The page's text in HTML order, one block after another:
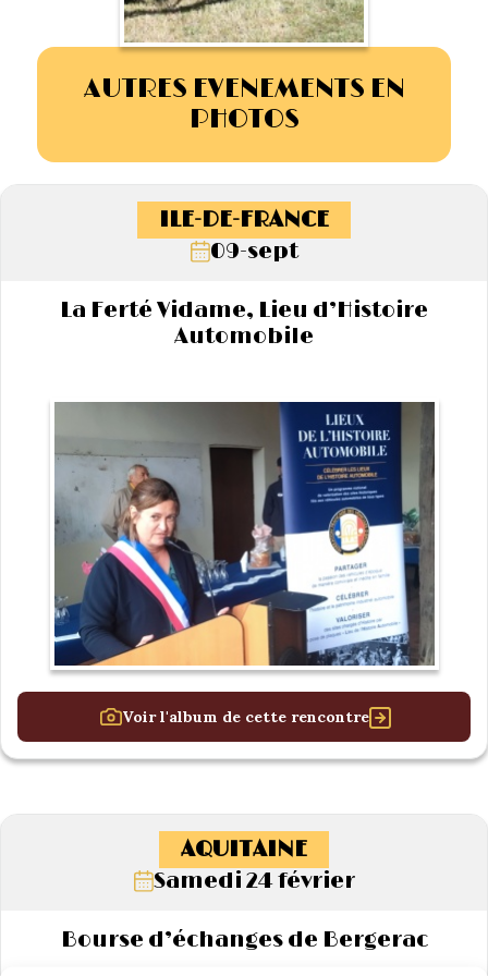
AUTRES EVENEMENTS EN
PHOTOS
ILE-DE-FRANCE
09-sept
La Ferté Vidame, Lieu d’Histoire
Automobile
Voir l'album de cette rencontre
AQUITAINE
Samedi 24 février
Bourse d’échanges de Bergerac